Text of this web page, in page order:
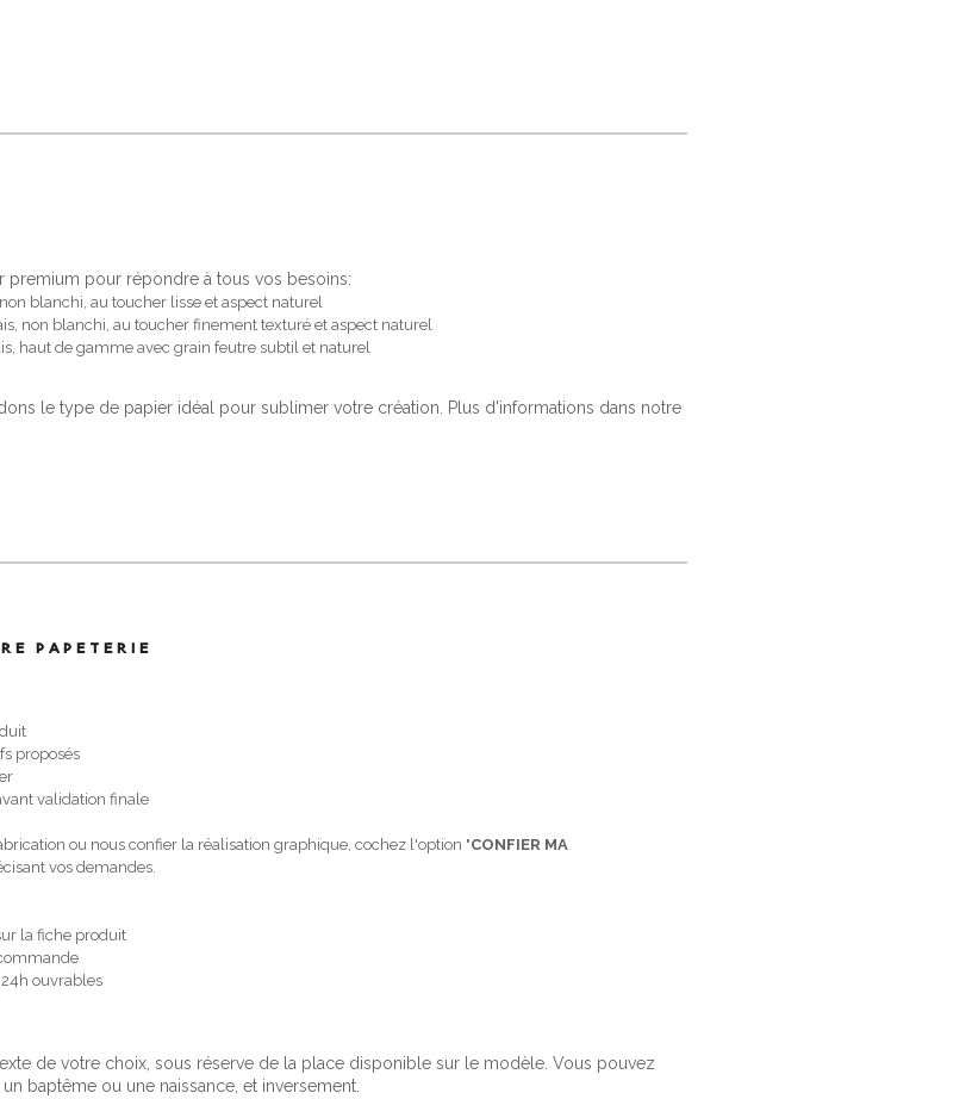
pour répondre à tous vos besoins:
blanchi, au toucher lisse et aspect naturel
non blanchi, au toucher finement texturé et aspect naturel
haut de gamme avec grain feutre subtil et naturel
le type de papier idéal pour sublimer votre création. Plus d'informations dans notre
PAPETERIE
proposés
validation finale
ou nous confier la réalisation graphique, cochez l'option "CONFIER MA
vos demandes.
la fiche produit
ouvrables
de votre choix, sous réserve de la place disponible sur le modèle. Vous pouvez
baptême ou une naissance, et inversement.